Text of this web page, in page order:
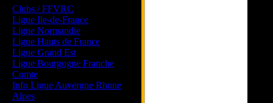
Clubs / FFVRC
Ligue Ile-de-France
Ligue Normandie
Ligue Hauts de France
Ligue Grand Est
Ligue Bourgogne Franche
Comte
Info Ligue Auvergne Rhone
Alpes